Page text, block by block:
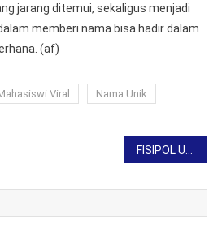
jarang ditemui, sekaligus menjadi
memberi nama bisa hadir dalam
(af)
Viral
Nama Unik